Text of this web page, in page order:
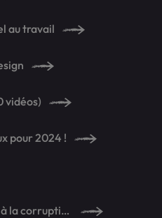
au travail
vidéos)
pour 2024 !
Conflit d'intérêt - Dites non à la corruption !